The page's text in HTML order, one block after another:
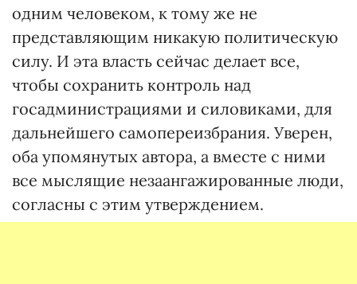
одним человеком, к тому же не
представляющим никакую политическую
силу. И эта власть сейчас делает все,
чтобы сохранить контроль над
госадминистрациями и силовиками, для
дальнейшего самопереизбрания. Уверен,
оба упомянутых автора, а вместе с ними
все мыслящие незаангажированные люди,
согласны с этим утверждением.